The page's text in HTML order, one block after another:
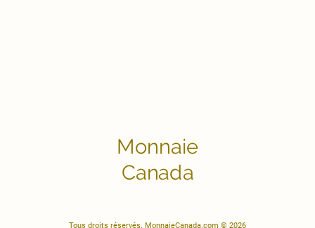
Monnaie
Canada
Tous droits réservés. MonnaieCanada.com © 2026